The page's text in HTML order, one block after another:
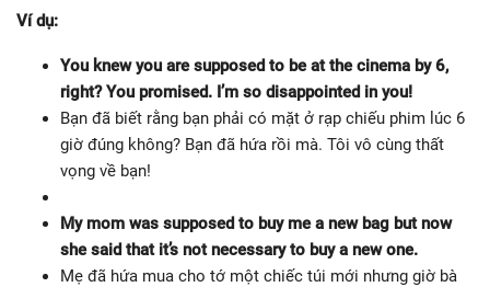
Ví dụ:
You knew you are supposed to be at the cinema by 6,
right? You promised. I’m so disappointed in you!
Bạn đã biết rằng bạn phải có mặt ở rạp chiếu phim lúc 6
giờ đúng không? Bạn đã hứa rồi mà. Tôi vô cùng thất
vọng về bạn!
My mom was supposed to buy me a new bag but now
she said that it’s not necessary to buy a new one.
Mẹ đã hứa mua cho tớ một chiếc túi mới nhưng giờ bà